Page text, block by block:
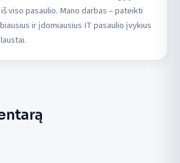
viso pasaulio. Mano darbas – pateikti
ir įdomiausius IT pasaulio įvykius